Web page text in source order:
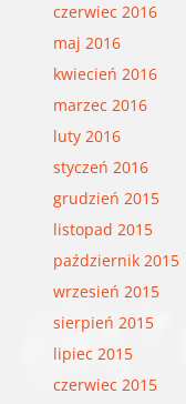
czerwiec 2016
maj 2016
kwiecień 2016
marzec 2016
luty 2016
styczeń 2016
grudzień 2015
listopad 2015
październik 2015
wrzesień 2015
sierpień 2015
lipiec 2015
czerwiec 2015